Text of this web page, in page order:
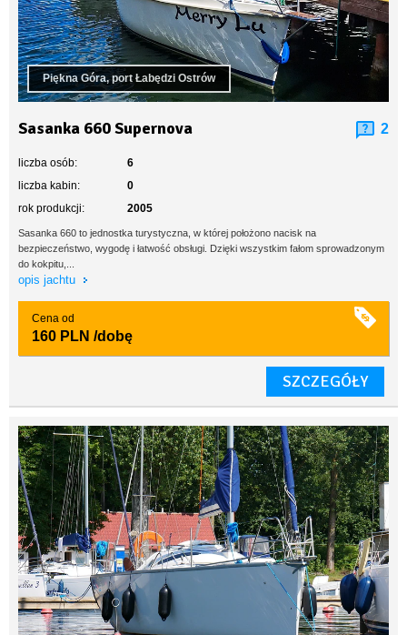
Piękna Góra, port Łabędzi Ostrów
Sasanka 660 Supernova 2
liczba osób:
6
liczba kabin:
0
rok produkcji:
2005
Sasanka 660 to jednostka turystyczna, w której położono nacisk na
bezpieczeństwo, wygodę i łatwość obsługi. Dzięki wszystkim fałom sprowadzonym
do kokpitu,...
opis jachtu
Cena od
160 PLN /dobę
SZCZEGÓŁY